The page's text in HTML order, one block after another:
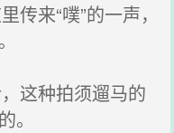
来“噗”的一声，
这种拍须遛马的
。